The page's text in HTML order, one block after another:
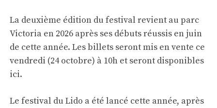
La deuxième édition du festival revient au parc
Victoria en 2026 après ses débuts réussis en juin
de cette année. Les billets seront mis en vente ce
vendredi (24 octobre) à 10h et seront disponibles
ici.
Le festival du Lido a été lancé cette année, après